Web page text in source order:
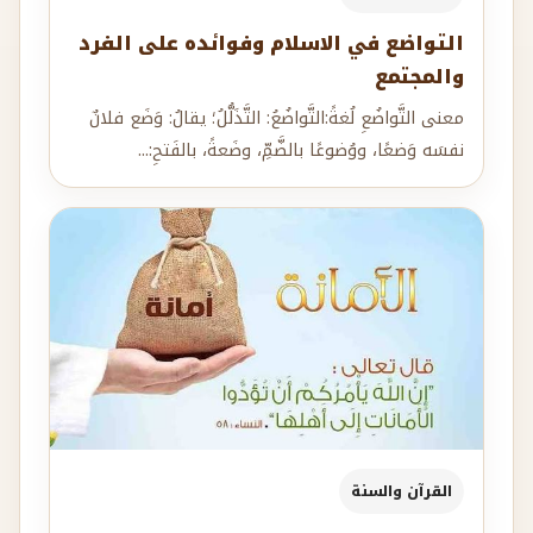
التواضع في الاسلام وفوائده على الفرد
والمجتمع
معنى التَّواضُعِ لُغةً:التَّواضُعُ: التَّذَلُّلُ؛ يقالُ: وَضَع فلانٌ
نفسَه وَضعًا، ووُضوعًا بالضَّمِّ، وضَعةً، بالفَتحِ:...
القرآن والسنة